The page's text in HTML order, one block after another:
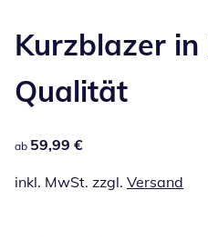
Kurzblazer in
Qualität
59,99 €
ab 59,99 €
inkl. MwSt. zzgl. Versand